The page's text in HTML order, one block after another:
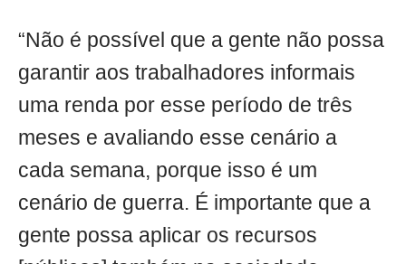
“Não é possível que a gente não possa
garantir aos trabalhadores informais
uma renda por esse período de três
meses e avaliando esse cenário a
cada semana, porque isso é um
cenário de guerra. É importante que a
gente possa aplicar os recursos